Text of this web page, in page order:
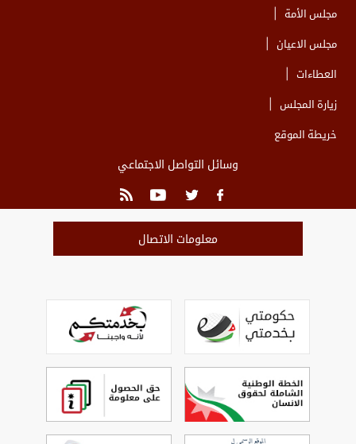
مجلس الأمة
مجلس الاعيان
العطاءات
زيارة المجلس
خريطة الموقع
وسائل التواصل الاجتماعي
معلومات الاتصال